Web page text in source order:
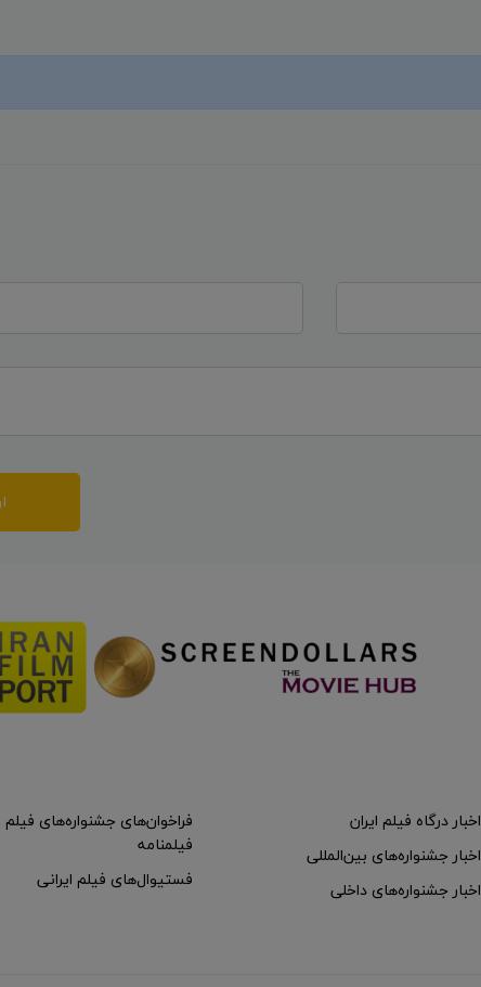
اخبار درگاه فیلم ایران
اخبار جشنواره‌های بین‌المللی
اخبار جشنواره‌های داخلی
فراخوان‌های جشنواره‌های فیلم
فیلمنامه
فستیوال‌های فیلم ایرانی